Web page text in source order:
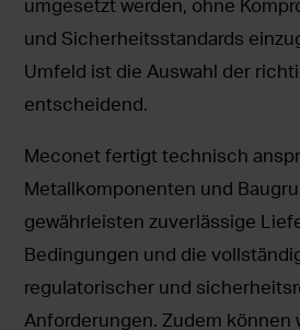
umgesetzt werden, ohne
und Sicherheitsstandards
Umfeld ist die Auswahl der
entscheidend.
Meconet fertigt technisch
Metallkomponenten und
gewährleisten zuverlässige
Bedingungen und die
regulatorischer und
Anforderungen. Zudem können